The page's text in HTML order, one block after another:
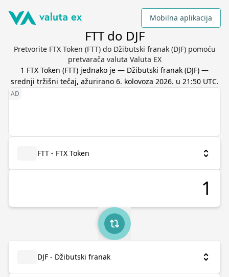
Mobilna aplikacija
FTT do DJF
Pretvorite FTX Token (FTT) do Džibutski franak (DJF) pomoću
pretvarača valuta Valuta EX
1 FTX Token (FTT) jednako je — Džibutski franak (DJF) —
srednji tržišni tečaj, ažurirano 6. kolovoza 2026. u 21:50 UTC.
FTT - FTX Token
DJF - Džibutski franak